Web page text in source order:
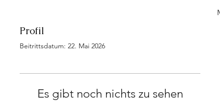
Profil
Beitrittsdatum: 22. Mai 2026
Es gibt noch nichts zu sehen